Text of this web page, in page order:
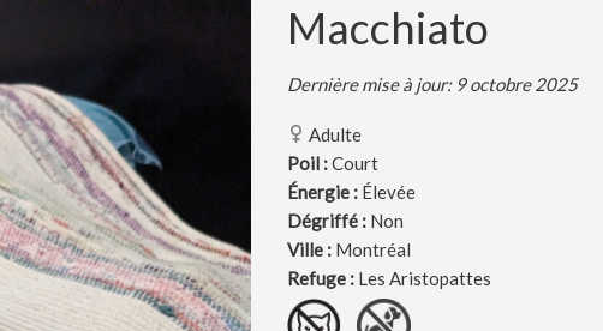
Macchiato
Dernière mise à jour: 9 octobre 2025
Adulte
Poil :Court
Énergie : Élevée
Dégriffé : Non
Ville : Montréal
Refuge : Les Aristopattes